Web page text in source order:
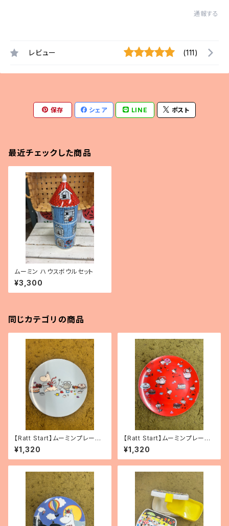
通報する
レビュー (111)
保存 シェア LINE ポスト
最近チェックした商品
ムーミン ハウスボウルセット
¥3,300
同じカテゴリの商品
【Ratt Start】ムーミンプレー
ト 「Picknick」
¥1,320
【Ratt Start】ムーミンプレート
「リトルミィ」
¥1,320